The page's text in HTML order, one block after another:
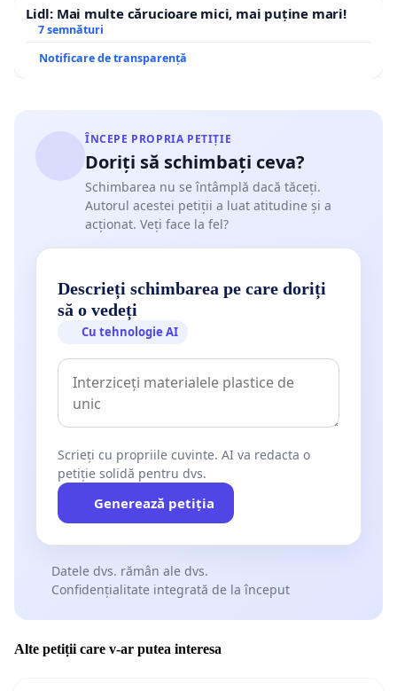
Lidl: Mai multe cărucioare mici, mai puține mari!
7 semnături
Notificare de transparență
ÎNCEPE PROPRIA PETIȚIE
Doriți să schimbați ceva?
Schimbarea nu se întâmplă dacă tăceți.
Autorul acestei petiții a luat atitudine și a
acționat. Veți face la fel?
Descrieți schimbarea pe care doriți
să o vedeți
Cu tehnologie AI
Scrieți cu propriile cuvinte. AI va redacta o
petiție solidă pentru dvs.
Generează petiția
Datele dvs. rămân ale dvs.
Confidențialitate integrată de la început
Alte petiții care v-ar putea interesa